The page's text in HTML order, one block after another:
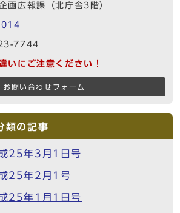
画広報課（北庁舎3階）
7744
いにご注意ください！
お問い合わせフォーム
類の記事
25年3月1日号
25年2月1号
25年1月1日号